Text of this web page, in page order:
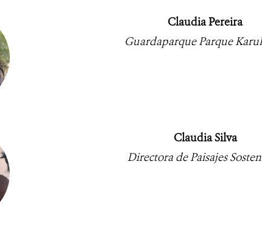
Claudia Pereira
Guardaparque Parque
Claudia Silva
Directora de Paisajes